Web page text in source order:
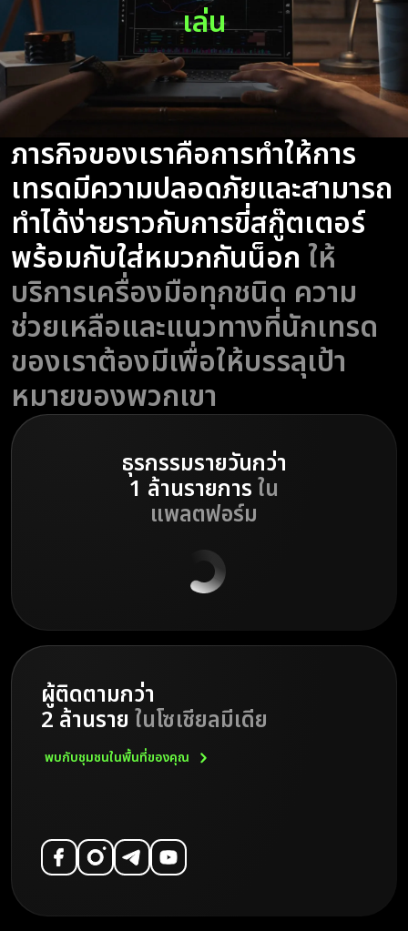
เล่น
ภารกิจของเราคือการทำให้การ
เทรดมีความปลอดภัยและสามารถ
ทำได้ง่ายราวกับการขี่สกู๊ตเตอร์
พร้อมกับใส่หมวกกันน็อก ให้
บริการเครื่องมือทุกชนิด ความ
ช่วยเหลือและแนวทางที่นักเทรด
ของเราต้องมีเพื่อให้บรรลุเป้า
หมายของพวกเขา
ธุรกรรมรายวันกว่า
1 ล้านรายการใน
แพลตฟอร์ม
ผู้ติดตามกว่า
2 ล้านราย ในโซเชียลมีเดีย
พบกับชุมชนในพื้นที่ของคุณ